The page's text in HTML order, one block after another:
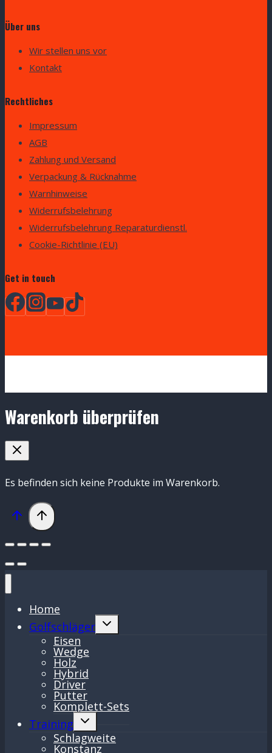
Über uns
Wir stellen uns vor
Kontakt
Rechtliches
Impressum
AGB
Zahlung und Versand
Verpackung & Rücknahme
Warnhinweise
Widerrufsbelehrung
Widerrufsbelehrung Reparaturdienstl.
Cookie-Richtlinie (EU)
Get in touch
Warenkorb überprüfen
Es befinden sich keine Produkte im Warenkorb.
Home
Golfschläger
Untermenü
Eisen
Wedge
Holz
Hybrid
Driver
Putter
Komplett-Sets
Training
Untermenü
Schlagweite
Konstanz